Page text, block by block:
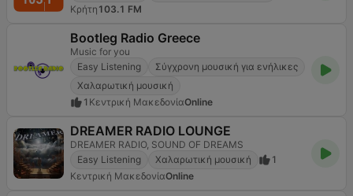
Κρήτη 103.1 FM
Bootleg Radio Greece
Music for you
Easy Listening
Σύγχρονη μουσική για ενήλικες
Χαλαρωτική μουσική
1 Κεντρική ΜακεδονίαOnline
DREAMER RADIO LOUNGE
DREAMER RADIO, SOUND OF DREAMS
Easy Listening
Χαλαρωτική μουσική
1
Κεντρική ΜακεδονίαOnline